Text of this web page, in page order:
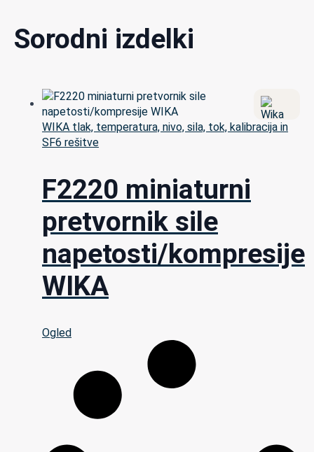
Sorodni izdelki
WIKA tlak, temperatura, nivo, sila, tok, kalibracija in
SF6 rešitve
F2220 miniaturni
pretvornik sile
napetosti/kompresije
WIKA
Ogled